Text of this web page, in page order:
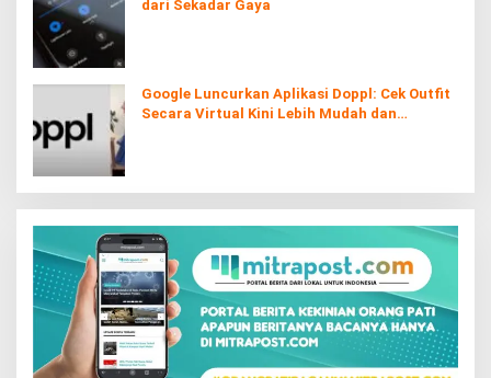
dari Sekadar Gaya
Google Luncurkan Aplikasi Doppl: Cek Outfit
Secara Virtual Kini Lebih Mudah dan